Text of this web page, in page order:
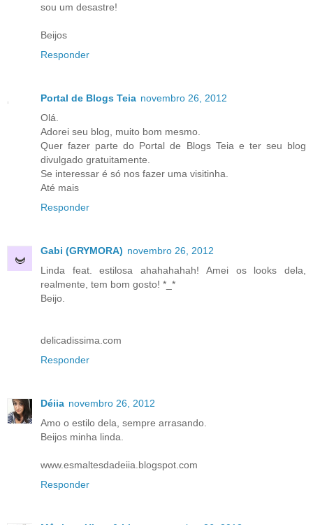
sou um desastre!
Beijos
Responder
Portal de Blogs Teia novembro 26, 2012
Olá.
Adorei seu blog, muito bom mesmo.
Quer fazer parte do Portal de Blogs Teia e ter seu blog
divulgado gratuitamente.
Se interessar é só nos fazer uma visitinha.
Até mais
Responder
Gabi (GRYMORA) novembro 26, 2012
Linda feat. estilosa ahahahahah! Amei os looks dela,
realmente, tem bom gosto! *_*
Beijo.
delicadissima.com
Responder
Déiia novembro 26, 2012
Amo o estilo dela, sempre arrasando.
Beijos minha linda.
www.esmaltesdadeiia.blogspot.com
Responder